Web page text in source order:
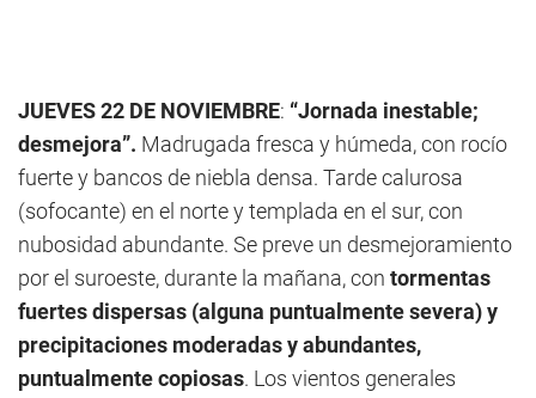
JUEVES 22 DE NOVIEMBRE: “Jornada inestable;
desmejora”. Madrugada fresca y húmeda, con rocío
fuerte y bancos de niebla densa. Tarde calurosa
(sofocante) en el norte y templada en el sur, con
nubosidad abundante. Se preve un desmejoramiento
por el suroeste, durante la mañana, con tormentas
fuertes dispersas (alguna puntualmente severa) y
precipitaciones moderadas y abundantes,
puntualmente copiosas. Los vientos generales